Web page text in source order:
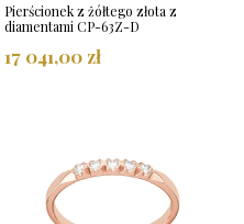
Pierścionek z żółtego złota z
diamentami CP-63Z-D
17 041,00 zł